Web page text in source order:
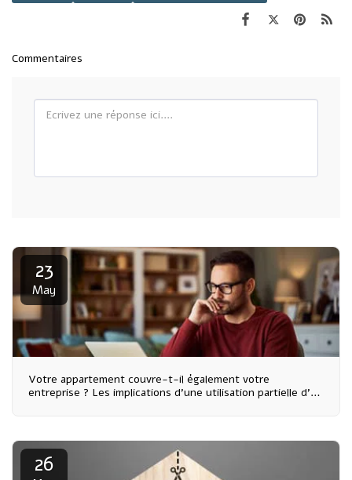
Commentaires
23
May
Votre appartement couvre-t-il également votre
entreprise ? Les implications d'une utilisation partielle d'un
26